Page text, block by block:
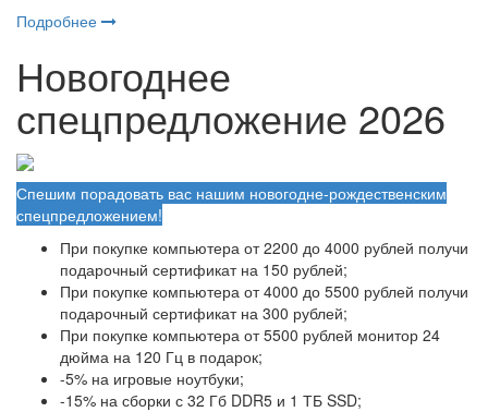
Подробнее
Новогоднее
спецпредложение 2026
Спешим порадовать вас нашим новогодне-рождественским
спецпредложением!
При покупке компьютера от 2200 до 4000 рублей получи
подарочный сертификат на 150 рублей;
При покупке компьютера от 4000 до 5500 рублей получи
подарочный сертификат на 300 рублей;
При покупке компьютера от 5500 рублей монитор 24
дюйма на 120 Гц в подарок;
-5% на игровые ноутбуки;
-15% на сборки с 32 Гб DDR5 и 1 ТБ SSD;